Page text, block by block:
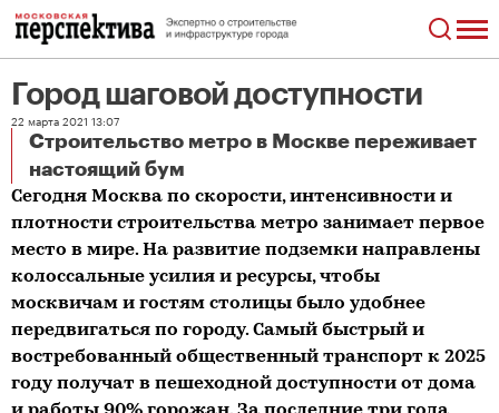
Город шаговой доступности
22 марта 2021 13:07
Строительство метро в Москве переживает
настоящий бум
Город шаговой доступности
Сегодня Москва по скорости, интенсивности и
плотности строительства метро занимает первое
место в мире. На развитие подземки направлены
колоссальные усилия и ресурсы, чтобы
москвичам и гостям столицы было удобнее
передвигаться по городу. Самый быстрый и
востребованный общественный транспорт к 2025
году получат в пешеходной доступности от дома